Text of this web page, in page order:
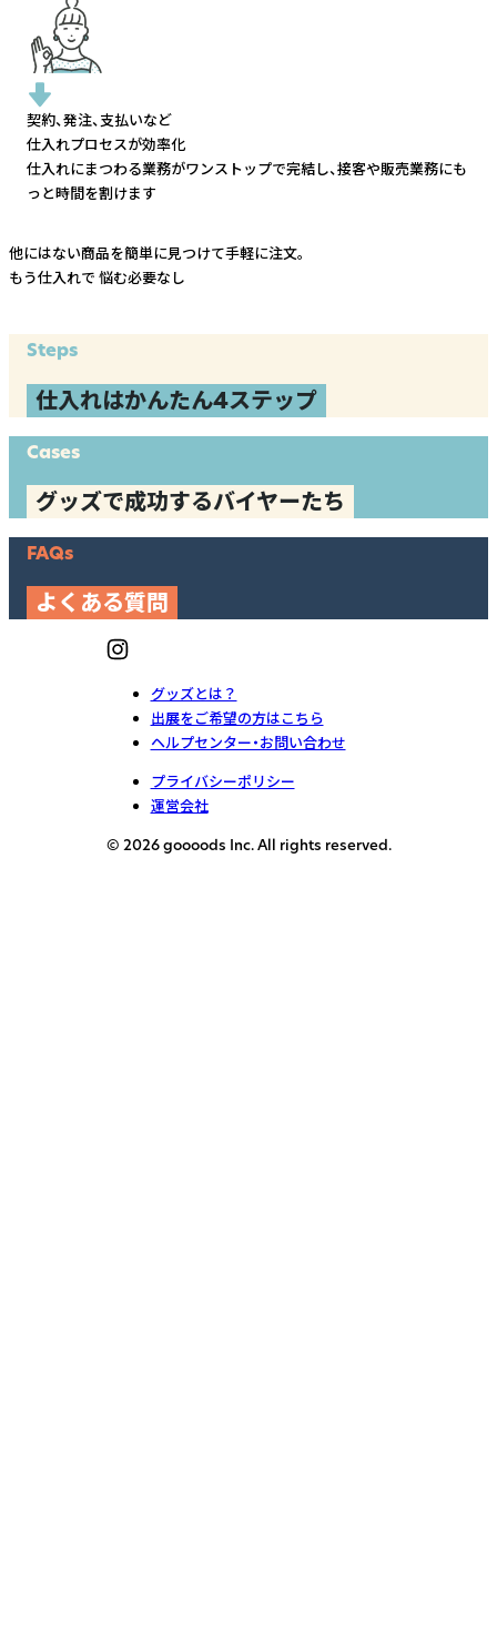
契約、発注、支払いなど
仕入れプロセスが効率化
仕入れにまつわる業務がワンストップで完結し、接客や販売業務にも
っと時間を割けます
他にはない商品を簡単に見つけて手軽に注文。
もう仕入れで 悩む必要なし
Steps
仕入れはかんたん4ステップ
Cases
グッズで成功するバイヤーたち
FAQs
よくある質問
グッズとは？
出展をご希望の方はこちら
ヘルプセンター・お問い合わせ
プライバシーポリシー
運営会社
© 2026 goooods Inc. All rights reserved.